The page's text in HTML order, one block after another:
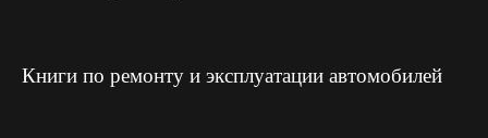
Книги по ремонту и эксплуатации автомобилей